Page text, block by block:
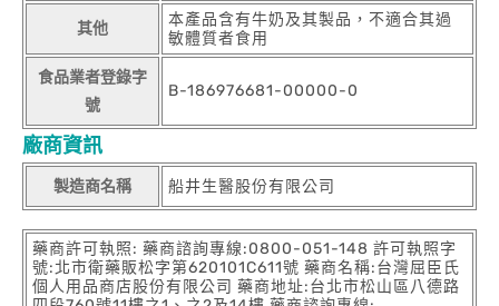
其他
本產品含有牛奶及其製品，不適合其過
敏體質者食用
食品業者登錄字
號
B-186976681-00000-0
廠商資訊
製造商名稱 船井生醫股份有限公司
藥商許可執照: 藥商諮詢專線:0800-051-148 許可執照字
號:北市衛藥販松字第620101C611號 藥商名稱:台灣屈臣氏
個人用品商店股份有限公司 藥商地址:台北市松山區八德路